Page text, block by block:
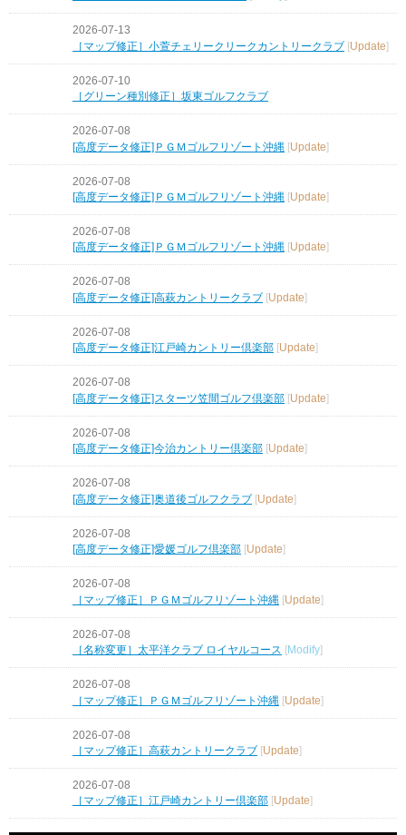
2026-07-13
［マップ修正］小萱チェリークリークカントリークラブ [Update]
2026-07-10
［グリーン種別修正］坂東ゴルフクラブ
2026-07-08
[高度データ修正]ＰＧＭゴルフリゾート沖縄 [Update]
2026-07-08
[高度データ修正]ＰＧＭゴルフリゾート沖縄 [Update]
2026-07-08
[高度データ修正]ＰＧＭゴルフリゾート沖縄 Update
2026-07-08
[高度データ修正]高萩カントリークラブ [Update]
2026-07-08
[高度データ修正]江戸崎カントリー倶楽部 Update
2026-07-08
[高度データ修正]スターツ笠間ゴルフ倶楽部 [Update]
2026-07-08
[高度データ修正]今治カントリー倶楽部 Update
2026-07-08
[高度データ修正]奥道後ゴルフクラブ [Update]
2026-07-08
[高度データ修正]愛媛ゴルフ倶楽部 Update
2026-07-08
［マップ修正］ＰＧＭゴルフリゾート沖縄 [Update]
2026-07-08
［名称変更］太平洋クラブ ロイヤルコース [Modify]
2026-07-08
［マップ修正］ＰＧＭゴルフリゾート沖縄 [Update]
2026-07-08
［マップ修正］高萩カントリークラブ [Update]
2026-07-08
［マップ修正］江戸崎カントリー倶楽部 Update